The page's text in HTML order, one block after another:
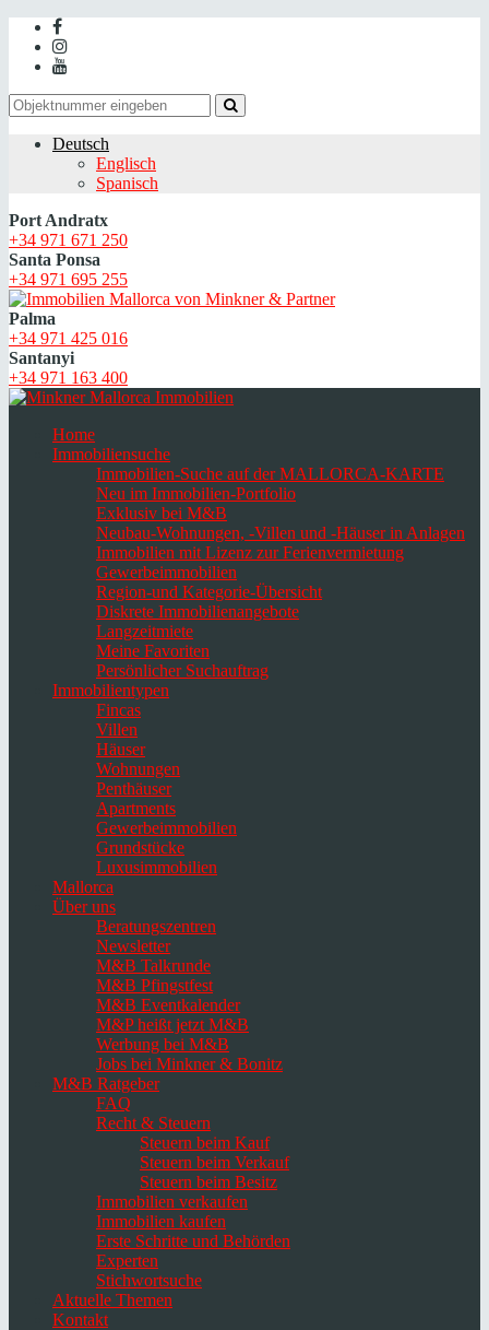
Deutsch
Englisch
Spanisch
Port Andratx
+34 971 671 250
Santa Ponsa
+34 971 695 255
Palma
+34 971 425 016
Santanyi
+34 971 163 400
Home
Immobiliensuche
Immobilien-Suche auf der MALLORCA-KARTE
Neu im Immobilien-Portfolio
Exklusiv bei M&B
Neubau-Wohnungen, -Villen und -Häuser in Anlagen
Immobilien mit Lizenz zur Ferienvermietung
Gewerbeimmobilien
Region-und Kategorie-Übersicht
Diskrete Immobilienangebote
Langzeitmiete
Meine Favoriten
Persönlicher Suchauftrag
Immobilientypen
Fincas
Villen
Häuser
Wohnungen
Penthäuser
Apartments
Gewerbeimmobilien
Grundstücke
Luxusimmobilien
Mallorca
Über uns
Beratungszentren
Newsletter
M&B Talkrunde
M&B Pfingstfest
M&B Eventkalender
M&P heißt jetzt M&B
Werbung bei M&B
Jobs bei Minkner & Bonitz
M&B Ratgeber
FAQ
Recht & Steuern
Steuern beim Kauf
Steuern beim Verkauf
Steuern beim Besitz
Immobilien verkaufen
Immobilien kaufen
Erste Schritte und Behörden
Experten
Stichwortsuche
Aktuelle Themen
Kontakt